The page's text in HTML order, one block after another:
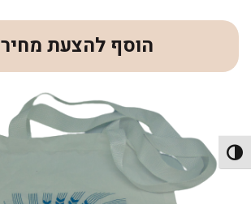
הפעל/כבה ניגודיות גבוהה
הוסף להצעת מחיר >